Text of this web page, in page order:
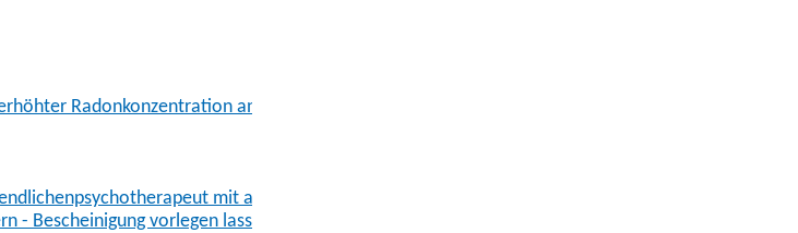
Radonkonzentration anmelden
mit ausländischer Berufsausbildung – Approbation beantragen
- Bescheinigung vorlegen lassen